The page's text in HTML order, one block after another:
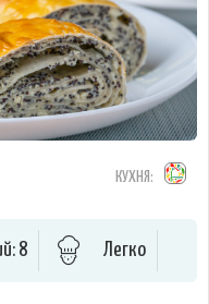
КУХНЯ:
8 Легко